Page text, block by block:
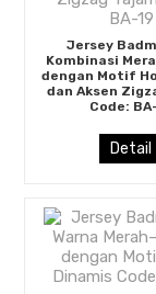
Jersey
Kombinasi
dengan Motif
dan Aksen
Code:
Detail